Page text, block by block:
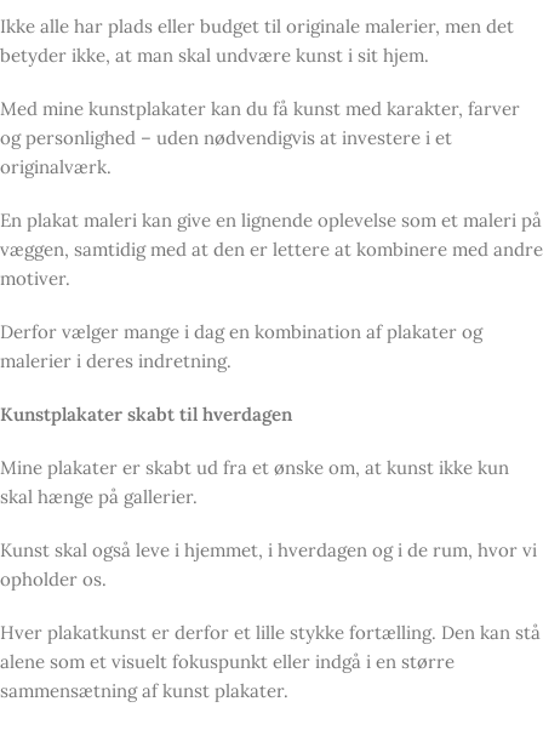
Ikke alle har plads eller budget til originale malerier, men det
betyder ikke, at man skal undvære kunst i sit hjem.
Med mine kunstplakater kan du få kunst med karakter, farver
og personlighed – uden nødvendigvis at investere i et
originalværk.
En plakat maleri kan give en lignende oplevelse som et maleri på
væggen, samtidig med at den er lettere at kombinere med andre
motiver.
Derfor vælger mange i dag en kombination af plakater og
malerier i deres indretning.
Kunstplakater skabt til hverdagen
Mine plakater er skabt ud fra et ønske om, at kunst ikke kun
skal hænge på gallerier.
Kunst skal også leve i hjemmet, i hverdagen og i de rum, hvor vi
opholder os.
Hver plakatkunst er derfor et lille stykke fortælling. Den kan stå
alene som et visuelt fokuspunkt eller indgå i en større
sammensætning af kunst plakater.